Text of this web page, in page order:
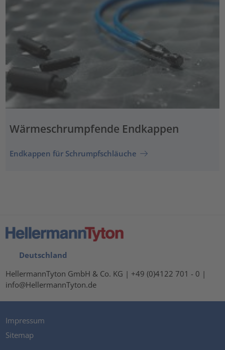
Wärmeschrumpfende Endkappen
Endkappen für Schrumpfschläuche
Deutschland
HellermannTyton GmbH & Co. KG | +49 (0)4122 701 - 0 |
info@HellermannTyton.de
Impressum
Sitemap